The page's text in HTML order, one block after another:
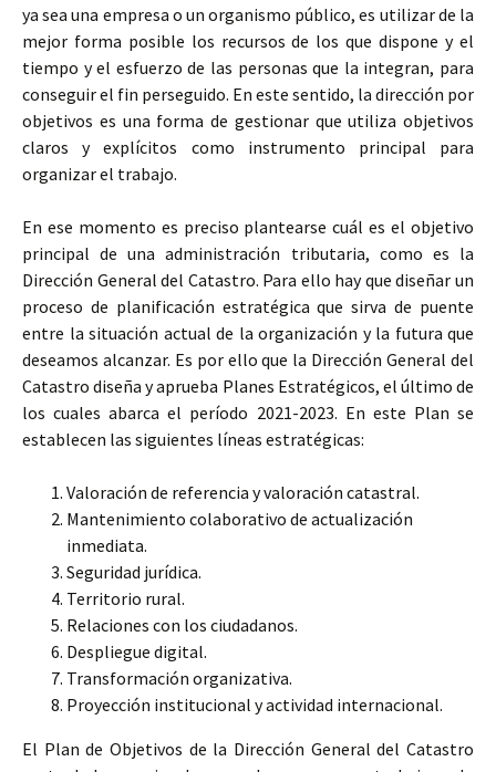
ya sea una empresa o un organismo público, es utilizar de la
mejor forma posible los recursos de los que dispone y el
tiempo y el esfuerzo de las personas que la integran, para
conseguir el fin perseguido. En este sentido, la dirección por
objetivos es una forma de gestionar que utiliza objetivos
claros y explícitos como instrumento principal para
organizar el trabajo.
En ese momento es preciso plantearse cuál es el objetivo
principal de una administración tributaria, como es la
Dirección General del Catastro. Para ello hay que diseñar un
proceso de planificación estratégica que sirva de puente
entre la situación actual de la organización y la futura que
deseamos alcanzar. Es por ello que la Dirección General del
Catastro diseña y aprueba Planes Estratégicos, el último de
los cuales abarca el período 2021-2023. En este Plan se
establecen las siguientes líneas estratégicas:
Valoración de referencia y valoración catastral.
Mantenimiento colaborativo de actualización
inmediata.
Seguridad jurídica.
Territorio rural.
Relaciones con los ciudadanos.
Despliegue digital.
Transformación organizativa.
Proyección institucional y actividad internacional.
El Plan de Objetivos de la Dirección General del Catastro